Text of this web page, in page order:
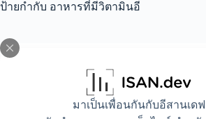
มาเป็นเพื่อนกันกับอีสานเดฟ
ป้ายกำกับ อาหารที่มีวิตามินอี
Beauty Food
อาหารบำรุงผม